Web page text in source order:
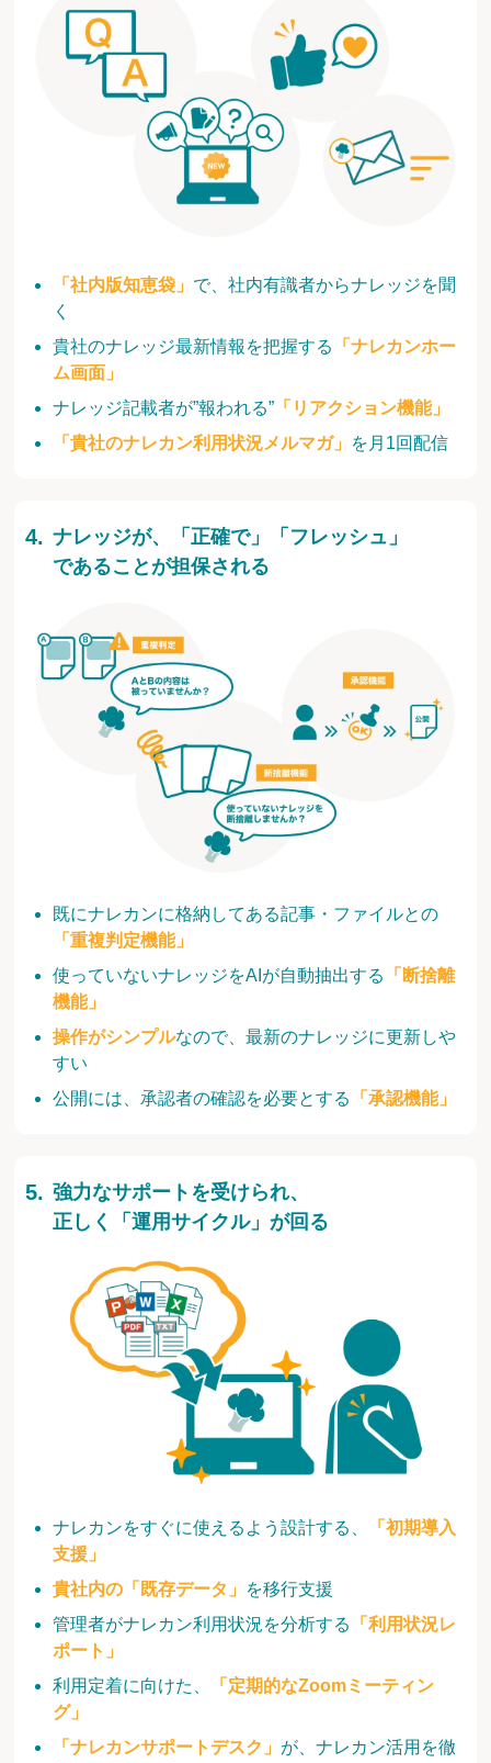
「社内版知恵袋」 で、社内有識者からナレッジを聞
く
貴社のナレッジ最新情報を把握する
「ナレカンホー
ム画面」
ナレッジ記載者が”報われる” 「リアクション機能」
「貴社のナレカン利用状況メルマガ」 を月1回配信
既にナレカンに格納してある記事・ファイルとの
「重複判定機能」
使っていないナレッジをAIが自動抽出する
「断捨離
機能」
操作がシンプルなので、最新のナレッジに更新しや
すい
公開には、承認者の確認を必要とする
「承認機能」
ナレッジが、「正確で」「フレッシュ」
であることが担保される
ナレカンをすぐに使えるよう設計する、
「初期導入
支援」
貴社内の「既存データ」 を移行支援
管理者がナレカン利用状況を分析する
「利用状況レ
ポート」
利用定着に向けた、
「定期的なZoomミーティン
グ」
「ナレカンサポートデスク」 が、ナレカン活用を徹
強力なサポートを受けられ、
正しく「運用サイクル」が回る